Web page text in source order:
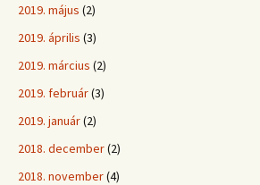
2019. május (2)
2019. április (3)
2019. március (2)
2019. február(3)
2019. január(2)
2018. december(2)
2018. november(4)